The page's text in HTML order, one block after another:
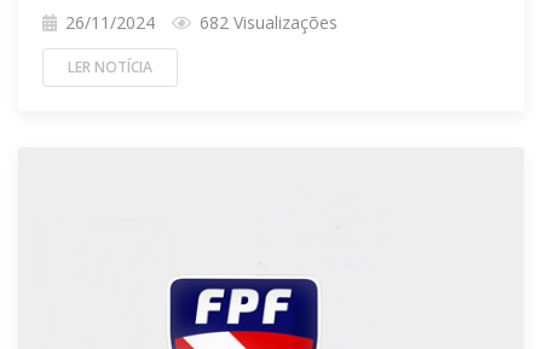
26/11/2024 682 Visualizações
LER NOTÍCIA